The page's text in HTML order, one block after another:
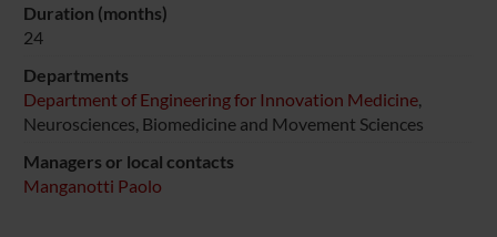
Duration (months)
24
Departments
Department of Engineering for Innovation Medicine,
Neurosciences, Biomedicine and Movement Sciences
Managers or local contacts
Manganotti Paolo